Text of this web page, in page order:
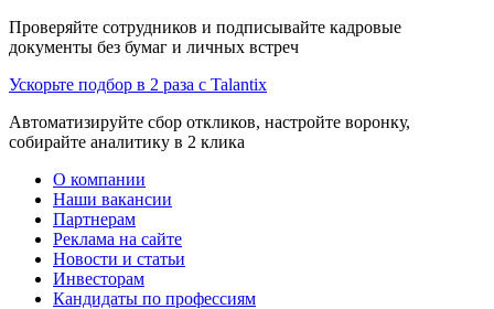
Проверяйте сотрудников и подписывайте кадровые
документы без бумаг и личных встреч
Ускорьте подбор в 2 раза с Talantix
Автоматизируйте сбор откликов, настройте воронку,
собирайте аналитику в 2 клика
О компании
Наши вакансии
Партнерам
Реклама на сайте
Новости и статьи
Инвесторам
Кандидаты по профессиям